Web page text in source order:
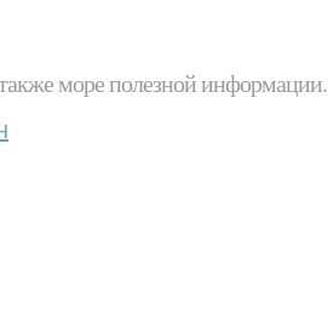
море полезной информации.